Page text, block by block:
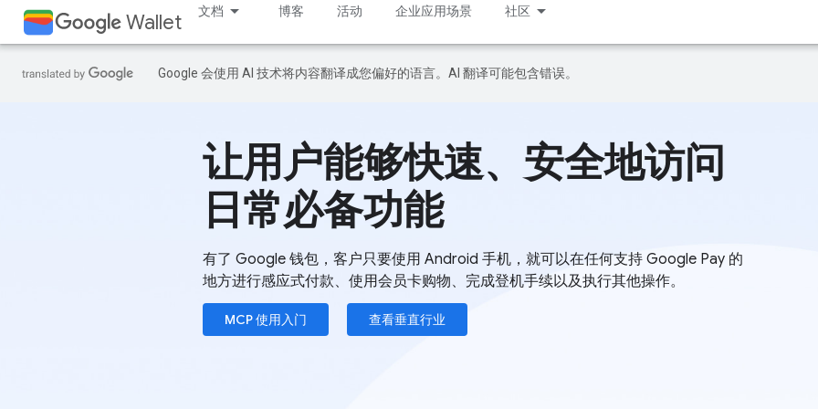
Wallet 文档 博客 活动 企业应用场景 社区
Google 会使用 AI 技术将内容翻译成您偏好的语言。AI 翻译可能包含错误。
让用户能够快速、安全地访问
日常必备功能
有了 Google 钱包，客户只要使用 Android 手机，就可以在任何支持 Google Pay 的
地方进行感应式付款、使用会员卡购物、完成登机手续以及执行其他操作。
MCP 使用入门 查看垂直行业